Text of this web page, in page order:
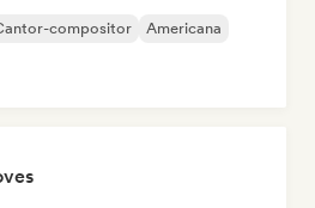
compositor
Americana